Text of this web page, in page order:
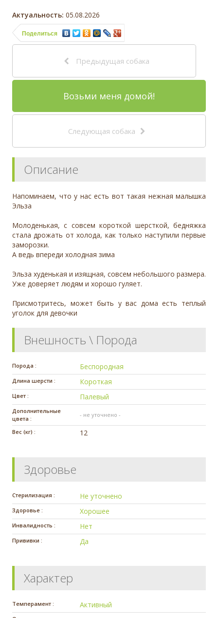
Актуальность: 05.08.2026
Поделиться
Предыдущая собака
Возьми меня домой!
Следующая собака
Описание
Напоминаем, что у нас есть вот такая нежная малышка
Эльза
Молоденькая, с совсем короткой шерсткой, бедняжка
стала дрожать от холода, как только наступили первые
заморозки.
А ведь впереди холодная зима
Эльза худенькая и изящная, совсем небольшого размера.
Уже доверяет людям и хорошо гуляет.
Присмотритесь, может быть у вас дома есть теплый
уголок для девочки
Внешность \ Порода
Порода : Беспородная
Длина шерсти : Короткая
Цвет : Палевый
Дополнительные
цвета :
- не уточнено -
Вес (кг) : 12
Здоровье
Стерилизация : Не уточнено
Здоровье : Хорошее
Инвалидность : Нет
Прививки : Да
Характер
Темперамент : Активный